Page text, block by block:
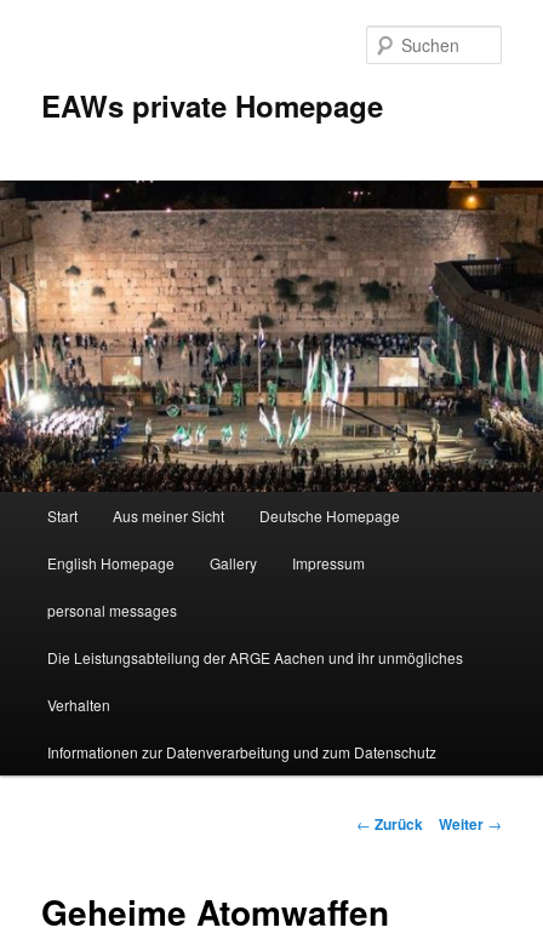
EAWs private Homepage
Start Aus meiner Sicht Deutsche Homepage
English Homepage Gallery Impressum
personal messages
Die Leistungsabteilung der ARGE Aachen und ihr unmögliches
Verhalten
Informationen zur Datenverarbeitung und zum Datenschutz
Beitragsnavigation
← Zurück Weiter →
Geheime Atomwaffen